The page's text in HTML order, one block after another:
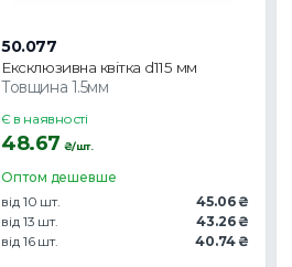
50.077
Ексклюзивна квітка d115 мм
Товщина 1.5мм
Є в наявності
48.67 ₴/шт.
Оптом дешевше
від 10 шт.
45.06 ₴
від 13 шт.
43.26 ₴
від 16 шт.
40.74 ₴